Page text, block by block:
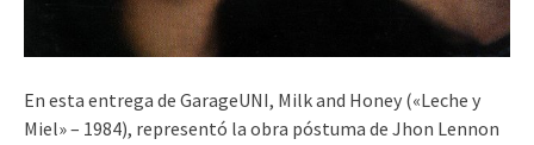
En esta entrega de GarageUNI, Milk and Honey («Leche y
Miel» – 1984), representó la obra póstuma de Jhon Lennon